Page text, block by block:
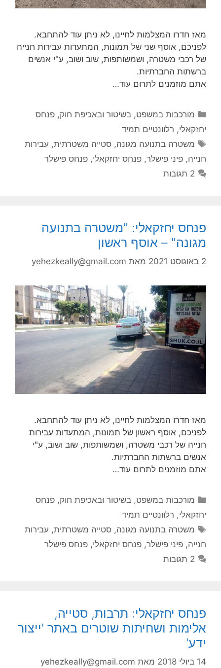
מאז חדרו המצלמות לחיינו, לא ניתן עוד להתחבא.
לפניכם, אוסף שני של תמונות, המתעדות עבירות חנייה
של רכבי משטרה, ושמשותפות, שוב ושוב, ע"י אנשים
ברשתות החברתיות.
אתם מוזמנים לתרום עוד…
קטגוריות
מורכבות במשפט, בשיטור ובאכיפת חוק,פנחס
יחזקאלי, רלוונטיים תמיד
תגיות
משטרה בתנועה מגונה,סטייה משטרתית, עבירות
חנייה, פיני פישלר, פנחס יחזקאלי, פנחס פישלר
2 תגובות
פנחס יחזקאלי: "משטרה בתנועה
מגונה" – אוסף ראשון
2 באוגוסט 2021 מאת yehezkeally@gmail.com
מאז חדרו המצלמות לחיינו, לא ניתן עוד להתחבא.
לפניכם, אוסף ראשון של תמונות, המתעדות עבירות
חנייה של רכבי משטרה, ושמשותפות, שוב ושוב, ע"י
אנשים ברשתות החברתיות.
אתם מוזמנים לתרום עוד…
קטגוריות
מורכבות במשפט, בשיטור ובאכיפת חוק,פנחס
יחזקאלי, רלוונטיים תמיד
תגיות
משטרה בתנועה מגונה,סטייה משטרתית, עבירות
חנייה, פיני פישלר, פנחס יחזקאלי, פנחס פישלר
2 תגובות
פנחס יחזקאלי: תרבות, סטייה,
אלימות ושחיתות שוטרים באתר 'ייצור
ידע'
14 ביולי 2018 מאת yehezkeally@gmail.com